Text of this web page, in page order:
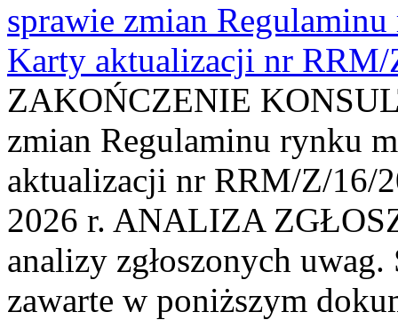
sprawie zmian
Karty aktualizacji nr
ZAKOŃCZENIE
zmian Regulaminu rynku
aktualizacji nr RRM/Z/16/
2026 r. ANALIZA
analizy zgłoszonych
zawarte w poniższym